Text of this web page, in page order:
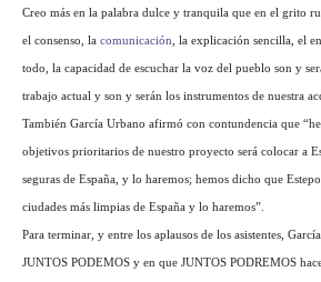
Creo más en la palabra dulce y tranquila que en el grito
el consenso, la comunicación, la explicación sencilla, el
todo, la capacidad de escuchar la voz del pueblo son y
trabajo actual y son y serán los instrumentos de nuestra
También García Urbano afirmó con contundencia que
objetivos prioritarios de nuestro proyecto será colocar a
seguras de España, y lo haremos; hemos dicho que
ciudades más limpias de España y lo haremos”.
Para terminar, y entre los aplausos de los asistentes,
JUNTOS PODEMOS y en que JUNTOS PODREMOS